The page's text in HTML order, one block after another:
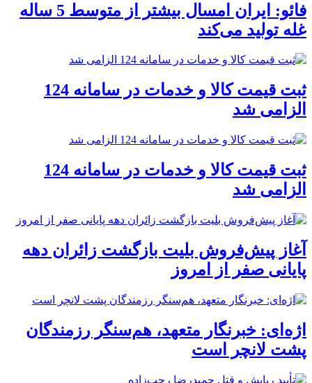
فائو: ایران امسال بیشتر از متوسط 5 ساله
غله تولید می‌کند
ثبت قیمت کالا و خدمات در سامانه 124
الزامی شد
ثبت قیمت کالا و خدمات در سامانه 124
الزامی شد
آغاز پیش‌فروش بلیت بازگشت زائران دهه
پایانی صفر از امروز
اژه‌ای: خبرنگار متعهد، هم‌سنگر رزمندگان
پشت لانچر است